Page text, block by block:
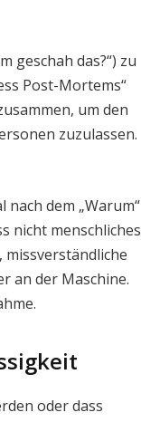
geschah das?“) zu
Post-Mortems“
um den
zuzulassen.
dem „Warum“
nicht menschliches
an der Maschine.
oder dass